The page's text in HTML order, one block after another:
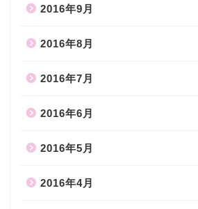
2016年9月
2016年8月
2016年7月
2016年6月
2016年5月
2016年4月